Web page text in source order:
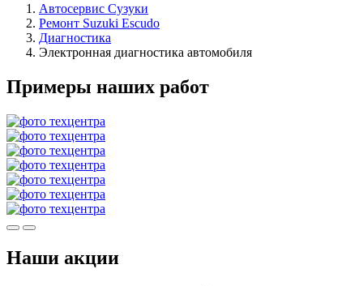
Автосервис Сузуки
Ремонт Suzuki Escudo
Диагностика
Электронная диагностика автомобиля
Примеры наших работ
Наши акции